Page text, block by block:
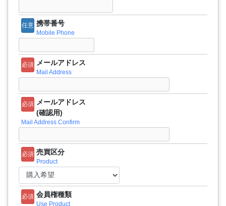
任意 携帯番号
Mobile Phone
必須 メールアドレス
Mail Address
必須 メールアドレス
(確認用)
Mail Address Confirm
必須 売買区分
Product
必須 会員権種類
Use Product